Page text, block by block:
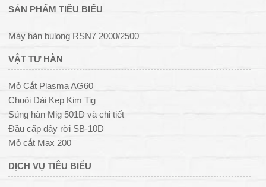
SẢN PHẨM TIÊU BIỂU
Máy hàn bulong RSN7 2000/2500
VẬT TƯ HÀN
Mỏ Cắt Plasma AG60
Chuôi Dài Kẹp Kim Tig
Súng hàn Mig 501D và chi tiết
Đầu cấp dây rời SB-10D
Mỏ cắt Max 200
DỊCH VỤ TIÊU BIỂU